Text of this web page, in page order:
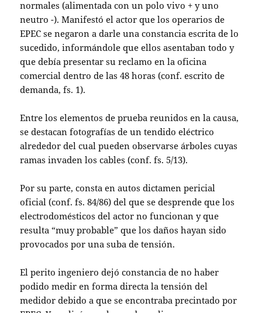
normales (alimentada con un polo vivo + y uno
neutro -). Manifestó el actor que los operarios de
EPEC se negaron a darle una constancia escrita de lo
sucedido, informándole que ellos asentaban todo y
que debía presentar su reclamo en la oficina
comercial dentro de las 48 horas (conf. escrito de
demanda, fs. 1).
Entre los elementos de prueba reunidos en la causa,
se destacan fotografías de un tendido eléctrico
alrededor del cual pueden observarse árboles cuyas
ramas invaden los cables (conf. fs. 5/13).
Por su parte, consta en autos dictamen pericial
oficial (conf. fs. 84/86) del que se desprende que los
electrodomésticos del actor no funcionan y que
resulta “muy probable” que los daños hayan sido
provocados por una suba de tensión.
El perito ingeniero dejó constancia de no haber
podido medir en forma directa la tensión del
medidor debido a que se encontraba precintado por